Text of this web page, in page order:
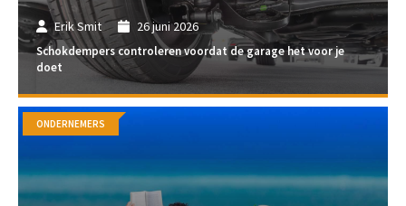
Erik Smit 26 juni 2026
Schokdempers controleren voordat de garage het voor je
doet
ONDERNEMERS